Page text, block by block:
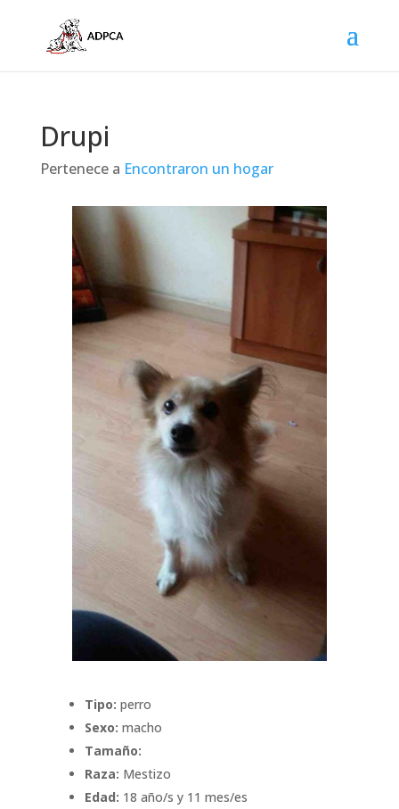
Drupi
Pertenece a Encontraron un hogar
Tipo: perro
Sexo: macho
Tamaño:
Raza: Mestizo
Edad: 18 año/s y 11 mes/es